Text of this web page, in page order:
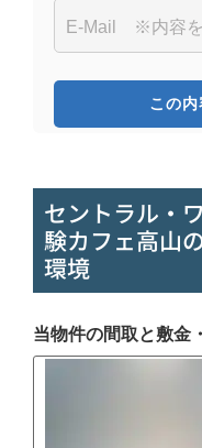
セントラル
験カフェ高山
環境
当物件の間取と敷金